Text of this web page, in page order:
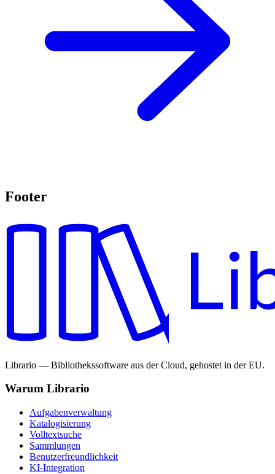
Footer
Librario — Bibliothekssoftware aus der Cloud, gehostet in der EU.
Warum Librario
Aufgabenverwaltung
Katalogisierung
Volltextsuche
Sammlungen
Benutzerfreundlichkeit
KI-Integration